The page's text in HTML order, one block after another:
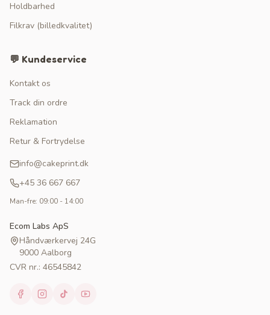
Holdbarhed
Filkrav (billedkvalitet)
💬 Kundeservice
Kontakt os
Track din ordre
Reklamation
Retur & Fortrydelse
info@cakeprint.dk
+45 36 667 667
Man-fre: 09:00 - 14:00
Ecom Labs ApS
Håndværkervej 24G
9000 Aalborg
CVR nr.: 46545842